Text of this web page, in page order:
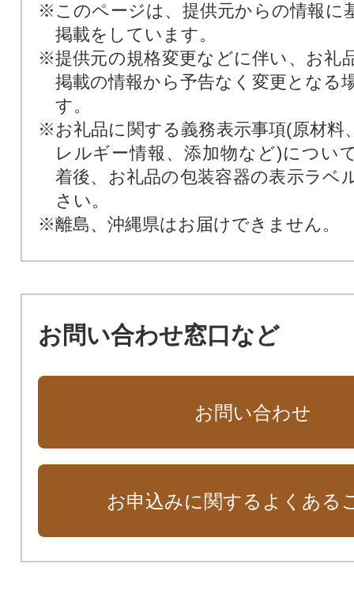
※このページは、提供元からの情報に
掲載をしています。
※提供元の規格変更などに伴い、お礼
掲載の情報から予告なく変更となる
す。
※お礼品に関する義務表示事項(原材料
レルギー情報、添加物など)につい
着後、お礼品の包装容器の表示ラベ
さい。
※離島、沖縄県はお届けできません。
お問い合わせ窓口など
お問い合わせ
お申込みに関するよくある